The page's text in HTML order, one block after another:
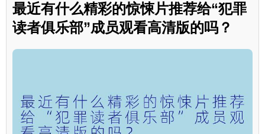
最近有什么精彩的惊悚片推荐给“犯罪
读者俱乐部”成员观看高清版的吗？